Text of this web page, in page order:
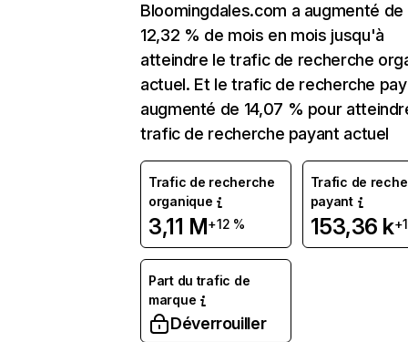
Bloomingdales.com a augmenté de
12,32 % de mois en mois jusqu'à
atteindre le trafic de recherche
actuel. Et le trafic de recherche
augmenté de 14,07 % pour
trafic de recherche payant actuel
Trafic de recherche
organique
3,11 M+12 %
Trafic de
payant
153,36 k
Part du trafic de
marque
Déverrouiller